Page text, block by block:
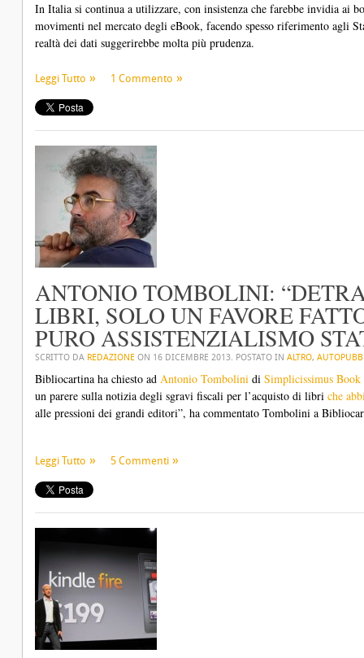
In Italia si continua a utilizzare, con insistenza che farebbe invidia ai
movimenti nel mercato degli eBook, facendo spesso riferimento agli
realtà dei dati suggerirebbe molta più prudenza.
Leggi Tutto 1 Commento
ANTONIO TOMBOLINI:
LIBRI, SOLO UN FAVORE
PURO ASSISTENZIALISMO
SCRITTO DA REDAZIONE ON 16 DICEMBRE 2013. POSTATO IN ALTRO,
Bibliocartina ha chiesto ad Antonio Tombolini di Simplicissimus Book
un parere sulla notizia degli sgravi fiscali per l’acquisto di libri che
alle pressioni dei grandi editori”, ha commentato Tombolini a
Leggi Tutto 5 Commenti